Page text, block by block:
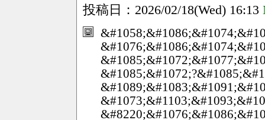
投稿日：2026/02/18(Wed) 16:13